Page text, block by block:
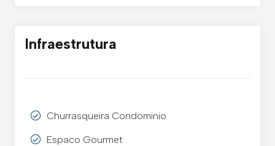
Infraestrutura
Churrasqueira Condominio
Espaco Gourmet